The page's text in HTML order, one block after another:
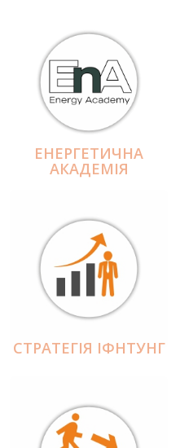
ЕНЕРГЕТИЧНА
АКАДЕМІЯ
СТРАТЕГІЯ ІФНТУНГ